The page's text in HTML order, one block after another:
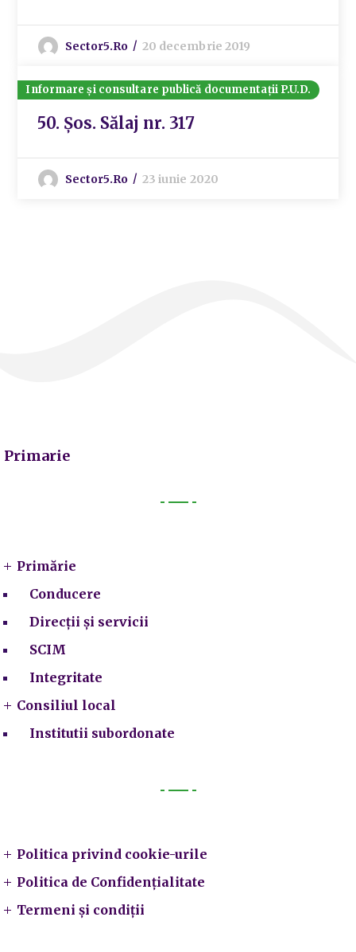
Sector5.ro 20 decembrie 2019
Informare și consultare publică documentații P.U.D.
50. Șos. Sălaj nr. 317
Sector5.ro 23 iunie 2020
Primarie
Primărie
Conducere
Direcții și servicii
SCIM
Integritate
Consiliul local
Institutii subordonate
Politica privind cookie-urile
Politica de Confidențialitate
Termeni și condiții